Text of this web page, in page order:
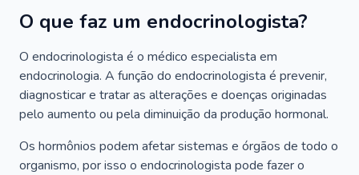
O que faz um endocrinologista?
O endocrinologista é o médico especialista em
endocrinologia. A função do endocrinologista é prevenir,
diagnosticar e tratar as alterações e doenças originadas
pelo aumento ou pela diminuição da produção hormonal.
Os hormônios podem afetar sistemas e órgãos de todo o
organismo, por isso o endocrinologista pode fazer o